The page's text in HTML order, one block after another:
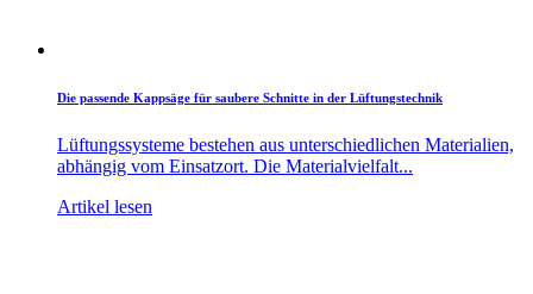
Die passende Kappsäge für saubere Schnitte in der Lüftungstechnik
Lüftungssysteme bestehen aus unterschiedlichen Materialien,
abhängig vom Einsatzort. Die Materialvielfalt...
Artikel lesen